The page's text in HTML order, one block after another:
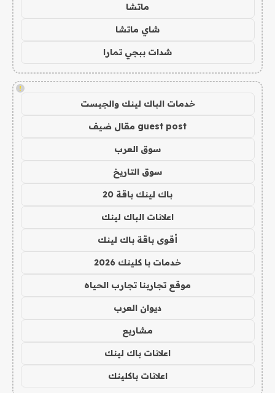
ماتشا
شاي ماتشا
شدات ببجي تمارا
!
خدمات الباك لينك والجيست
guest post مقال ضيف
سوق العرب
سوق التاريخ
باك لينك باقة 20
اعلانات الباك لينك
أقوى باقة باك لينك
خدمات با كلينك 2026
موقع تجاربنا تجارب الحياه
ديوان العرب
مشاريع
اعلانات باك لينك
اعلانات باكلينك